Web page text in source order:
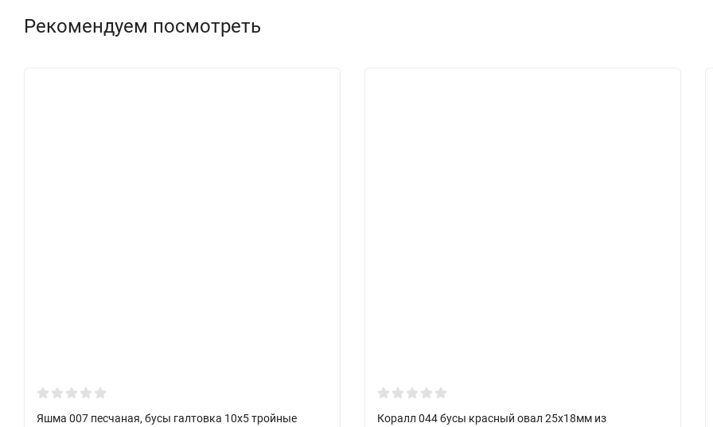
Рекомендуем посмотреть
Яшма 007 песчаная, бусы галтовка 10х5 тройные Коралл 044 бусы красный овал 25х18мм из